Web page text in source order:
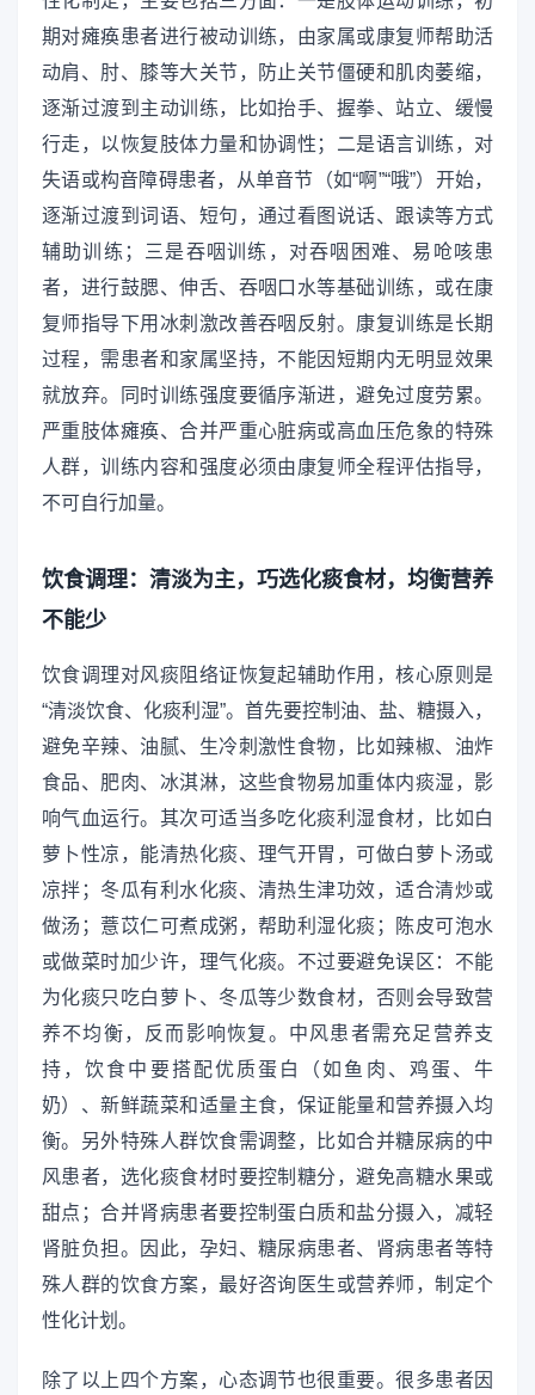
期对瘫痪患者进行被动训练，由家属或康复师帮助活
动肩、肘、膝等大关节，防止关节僵硬和肌肉萎缩，
逐渐过渡到主动训练，比如抬手、握拳、站立、缓慢
行走，以恢复肢体力量和协调性；二是语言训练，对
失语或构音障碍患者，从单音节（如“啊”“哦”）开始，
逐渐过渡到词语、短句，通过看图说话、跟读等方式
辅助训练；三是吞咽训练，对吞咽困难、易呛咳患
者，进行鼓腮、伸舌、吞咽口水等基础训练，或在康
复师指导下用冰刺激改善吞咽反射。康复训练是长期
过程，需患者和家属坚持，不能因短期内无明显效果
就放弃。同时训练强度要循序渐进，避免过度劳累。
严重肢体瘫痪、合并严重心脏病或高血压危象的特殊
人群，训练内容和强度必须由康复师全程评估指导，
不可自行加量。
饮食调理：清淡为主，巧选化痰食材，均衡营养
不能少
饮食调理对风痰阻络证恢复起辅助作用，核心原则是
“清淡饮食、化痰利湿”。首先要控制油、盐、糖摄入，
避免辛辣、油腻、生冷刺激性食物，比如辣椒、油炸
食品、肥肉、冰淇淋，这些食物易加重体内痰湿，影
响气血运行。其次可适当多吃化痰利湿食材，比如白
萝卜性凉，能清热化痰、理气开胃，可做白萝卜汤或
凉拌；冬瓜有利水化痰、清热生津功效，适合清炒或
做汤；薏苡仁可煮成粥，帮助利湿化痰；陈皮可泡水
或做菜时加少许，理气化痰。不过要避免误区：不能
为化痰只吃白萝卜、冬瓜等少数食材，否则会导致营
养不均衡，反而影响恢复。中风患者需充足营养支
持，饮食中要搭配优质蛋白（如鱼肉、鸡蛋、牛
奶）、新鲜蔬菜和适量主食，保证能量和营养摄入均
衡。另外特殊人群饮食需调整，比如合并糖尿病的中
风患者，选化痰食材时要控制糖分，避免高糖水果或
甜点；合并肾病患者要控制蛋白质和盐分摄入，减轻
肾脏负担。因此，孕妇、糖尿病患者、肾病患者等特
殊人群的饮食方案，最好咨询医生或营养师，制定个
性化计划。
除了以上四个方案，心态调节也很重要。很多患者因